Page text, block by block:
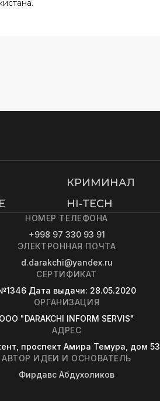
КРИМИНАЛ
HI-TECH
НОМЕР ТЕЛЕФОНА
+998 97 330 93 91
ЭЛЕКТРОННАЯ ПОЧТА
d.darakchi@yandex.ru
СЕРТИФИКАТ
Дата выдачи: 28.05.2020
ОРГАНИЗАЦИЯ
OOO "DARAKCHI INFORM SERVIS"
АДРЕС
проспект Амира Темура, дом 53
АВТОР ИДЕИ И ОСНОВАТЕЛЬ
Фирдавс Абдухоликов